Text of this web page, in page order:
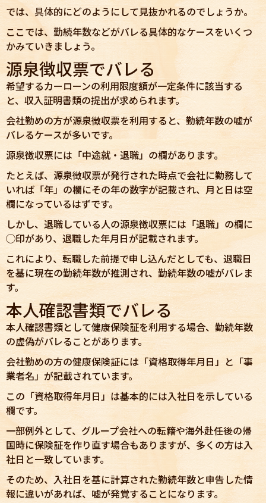
では、具体的にどのようにして見抜かれるのでしょうか。
ここでは、勤続年数などがバレる具体的なケースをいくつ
かみていきましょう。
源泉徴収票でバレる
希望するカーローンの利用限度額が一定条件に該当する
と、収入証明書類の提出が求められます。
会社勤めの方が源泉徴収票を利用すると、勤続年数の嘘が
バレるケースが多いです。
源泉徴収票には「中途就・退職」の欄があります。
たとえば、源泉徴収票が発行された時点で会社に勤務して
いれば「年」の欄にその年の数字が記載され、月と日は空
欄になっているはずです。
しかし、退職している人の源泉徴収票には「退職」の欄に
◯印があり、退職した年月日が記載されます。
これにより、転職した前提で申し込んだとしても、退職日
を基に現在の勤続年数が推測され、勤続年数の嘘がバレま
す。
本人確認書類でバレる
本人確認書類として健康保険証を利用する場合、勤続年数
の虚偽がバレることがあります。
会社勤めの方の健康保険証には「資格取得年月日」と「事
業者名」が記載されています。
この「資格取得年月日」は基本的には入社日を示している
欄です。
一部例外として、グループ会社への転籍や海外赴任後の帰
国時に保険証を作り直す場合もありますが、多くの方は入
社日と一致しています。
そのため、入社日を基に計算された勤続年数と申告した情
報に違いがあれば、嘘が発覚することになります。